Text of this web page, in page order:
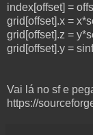
index[offset] =
grid[offset].x =
grid[offset].z =
grid[offset].y =
Vai lá no sf e
https://